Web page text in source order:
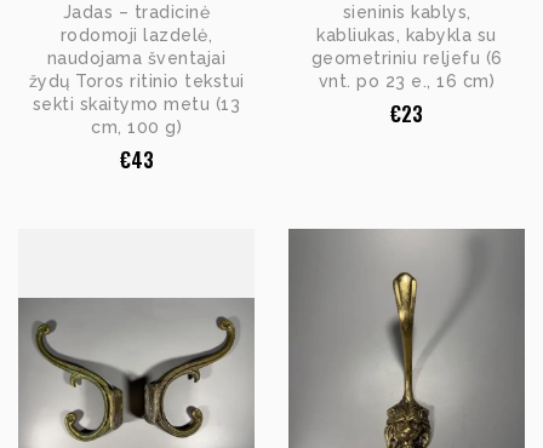
Jadas – tradicinė
rodomoji lazdelė,
naudojama šventajai
žydų Toros ritinio tekstui
sekti skaitymo metu (13
cm, 100 g)
€43
sieninis kablys,
kabliukas, kabykla su
geometriniu reljefu (6
vnt. po 23 e., 16 cm)
€23